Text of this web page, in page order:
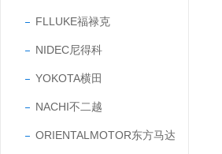
FLLUKE福禄克
NIDEC尼得科
YOKOTA横田
NACHI不二越
ORIENTALMOTOR东方马达